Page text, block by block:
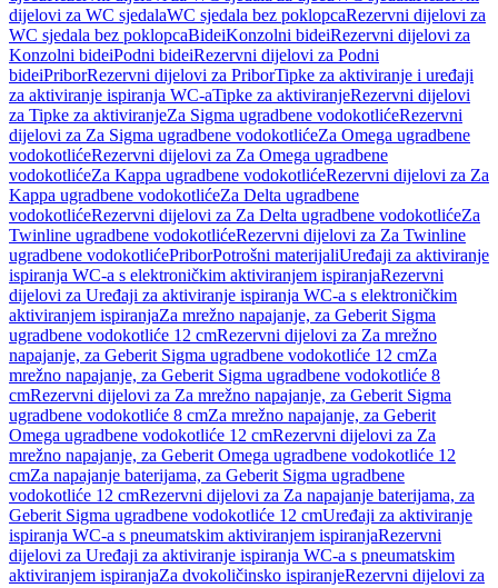
dijelovi za WC sjedalaWC sjedala bez poklopcaRezervni dijelovi za
WC sjedala bez poklopcaBideiKonzolni bideiRezervni dijelovi za
Konzolni bideiPodni bideiRezervni dijelovi za Podni
bideiPriborRezervni dijelovi za PriborTipke za aktiviranje i uređaji
za aktiviranje ispiranja WC-aTipke za aktiviranjeRezervni dijelovi
za Tipke za aktiviranjeZa Sigma ugradbene vodokotlićeRezervni
dijelovi za Za Sigma ugradbene vodokotlićeZa Omega ugradbene
vodokotlićeRezervni dijelovi za Za Omega ugradbene
vodokotlićeZa Kappa ugradbene vodokotlićeRezervni dijelovi za Za
Kappa ugradbene vodokotlićeZa Delta ugradbene
vodokotlićeRezervni dijelovi za Za Delta ugradbene vodokotlićeZa
Twinline ugradbene vodokotlićeRezervni dijelovi za Za Twinline
ugradbene vodokotlićePriborPotrošni materijaliUređaji za aktiviranje
ispiranja WC-a s elektroničkim aktiviranjem ispiranjaRezervni
dijelovi za Uređaji za aktiviranje ispiranja WC-a s elektroničkim
aktiviranjem ispiranjaZa mrežno napajanje, za Geberit Sigma
ugradbene vodokotliće 12 cmRezervni dijelovi za Za mrežno
napajanje, za Geberit Sigma ugradbene vodokotliće 12 cmZa
mrežno napajanje, za Geberit Sigma ugradbene vodokotliće 8
cmRezervni dijelovi za Za mrežno napajanje, za Geberit Sigma
ugradbene vodokotliće 8 cmZa mrežno napajanje, za Geberit
Omega ugradbene vodokotliće 12 cmRezervni dijelovi za Za
mrežno napajanje, za Geberit Omega ugradbene vodokotliće 12
cmZa napajanje baterijama, za Geberit Sigma ugradbene
vodokotliće 12 cmRezervni dijelovi za Za napajanje baterijama, za
Geberit Sigma ugradbene vodokotliće 12 cmUređaji za aktiviranje
ispiranja WC-a s pneumatskim aktiviranjem ispiranjaRezervni
dijelovi za Uređaji za aktiviranje ispiranja WC-a s pneumatskim
aktiviranjem ispiranjaZa dvokoličinsko ispiranjeRezervni dijelovi za